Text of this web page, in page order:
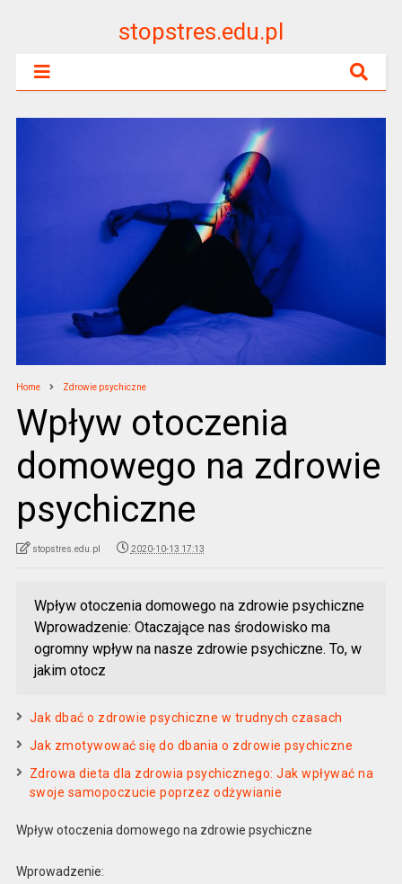
stopstres.edu.pl
Home Zdrowie psychiczne
Wpływ otoczenia
domowego na zdrowie
psychiczne
stopstres.edu.pl 2020-10-13 17:13
Wpływ otoczenia domowego na zdrowie psychiczne
Wprowadzenie: Otaczające nas środowisko ma
ogromny wpływ na nasze zdrowie psychiczne. To, w
jakim otocz
Jak dbać o zdrowie psychiczne w trudnych czasach
Jak zmotywować się do dbania o zdrowie psychiczne
Zdrowa dieta dla zdrowia psychicznego: Jak wpływać na
swoje samopoczucie poprzez odżywianie
Wpływ otoczenia domowego na zdrowie psychiczne
Wprowadzenie: